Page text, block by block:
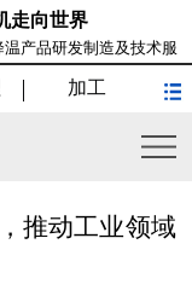
走向世界
产品研发制造及技术服
加工
推动工业领域